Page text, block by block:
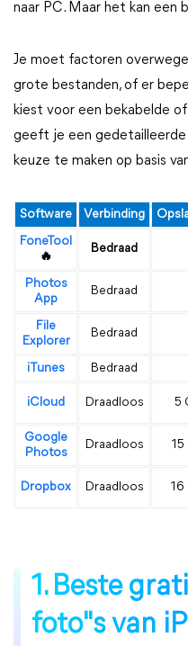
naar PC. Maar het kan een
Je moet factoren
grote bestanden, of er
kiest voor een bekabelde
geeft je een
keuze te maken op basis
Software Verbinding
FoneTool
🔥
Bedraad
Photos
App
Bedraad
File
Explorer
Bedraad
iTunes Bedraad
iCloud Draadloos 5
Google
Photos
Draadloos 15
Dropbox Draadloos 16
1. Beste
foto"s van